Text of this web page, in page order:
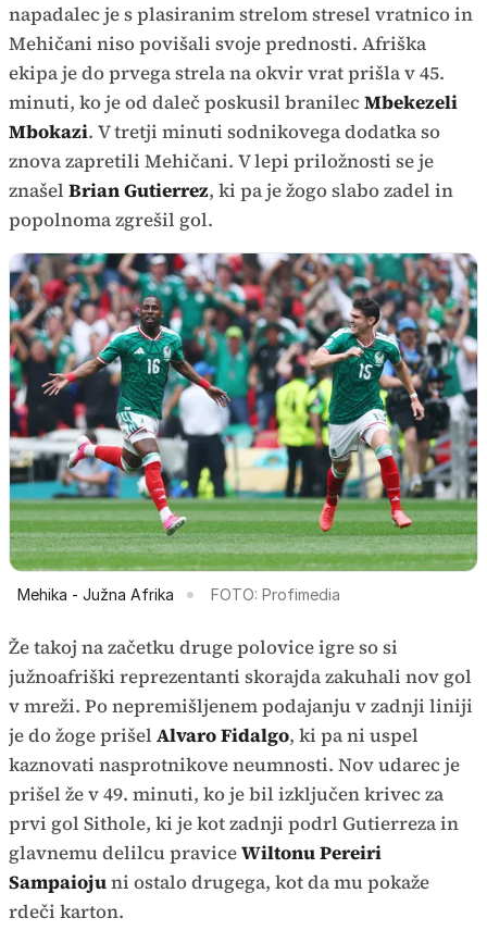
napadalec je s plasiranim strelom stresel vratnico in
Mehičani niso povišali svoje prednosti. Afriška
ekipa je do prvega strela na okvir vrat prišla v 45.
minuti, ko je od daleč poskusil branilecMbekezeli
Mbokazi. V tretji minuti sodnikovega dodatka so
znova zapretili Mehičani. V lepi priložnosti se je
znašel Brian Gutierrez, ki pa je žogo slabo zadel in
popolnoma zgrešil gol.
Mehika - Južna Afrika FOTO: Profimedia
Že takoj na začetku druge polovice igre so si
južnoafriški reprezentanti skorajda zakuhali nov gol
v mreži. Po nepremišljenem podajanju v zadnji liniji
je do žoge prišel Alvaro Fidalgo, ki pa ni uspel
kaznovati nasprotnikove neumnosti. Nov udarec je
prišel že v 49. minuti, ko je bil izključen krivec za
prvi gol Sithole, ki je kot zadnji podrl Gutierreza in
glavnemu delilcu praviceWiltonu Pereiri
Sampaiojuni ostalo drugega, kot da mu pokaže
rdeči karton.